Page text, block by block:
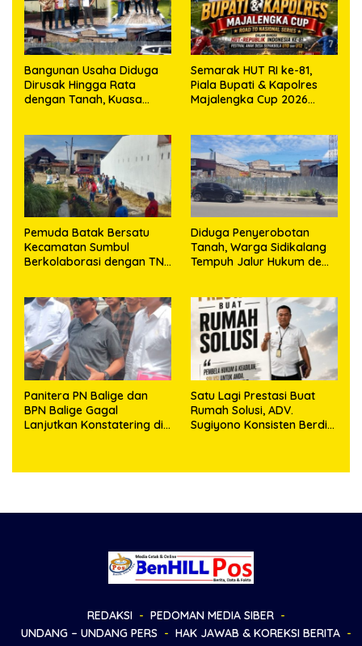
Bangunan Usaha Diduga
Dirusak Hingga Rata
dengan Tanah, Kuasa
Tempuh Jalur Hukum
Semarak HUT RI ke-81,
Piala Bupati & Kapolres
Majalengka Cup 2026
Pemuda Batak Bersatu
Kecamatan Sumbul
Berkolaborasi dengan TNI
023/KS dan HUT Ke-81
Kemerdekaan RI
Diduga Penyerobotan
Tanah, Warga Sidikalang
Tempuh Jalur Hukum demi
Panitera PN Balige dan
BPN Balige Gagal
Lanjutkan Konstatering di
Satu Lagi Prestasi Buat
Rumah Solusi, ADV.
Sugiyono Konsisten Berdiri
REDAKSI
PEDOMAN MEDIA SIBER
UNDANG – UNDANG PERS
HAK JAWAB & KOREKSI BERITA